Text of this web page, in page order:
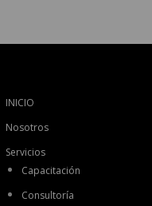
INICIO
Nosotros
Servicios
Capacitación
Consultoría